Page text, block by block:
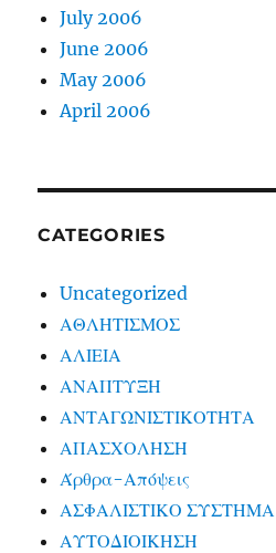
July 2006
June 2006
May 2006
April 2006
CATEGORIES
Uncategorized
ΑΘΛΗΤΙΣΜΟΣ
ΑΛΙΕΙΑ
ΑΝΑΠΤΥΞΗ
ΑΝΤΑΓΩΝΙΣΤΙΚΟΤΗΤΑ
ΑΠΑΣΧΟΛΗΣΗ
Άρθρα-Απόψεις
ΑΣΦΑΛΙΣΤΙΚΟ ΣΥΣΤΗΜΑ
ΑΥΤΟΔΙΟΙΚΗΣΗ